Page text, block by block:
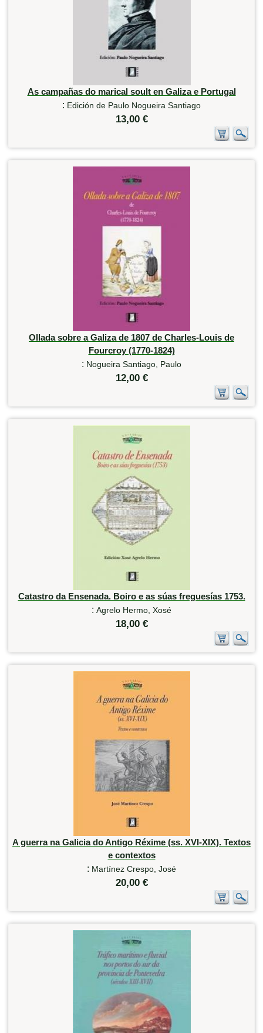
As campañas do marical soult en Galiza e Portugal
: Edición de Paulo Nogueira Santiago
13,00 €
Ollada sobre a Galiza de 1807 de Charles-Louis de
Fourcroy (1770-1824)
: Nogueira Santiago, Paulo
12,00 €
Catastro da Ensenada. Boiro e as súas freguesías 1753.
: Agrelo Hermo, Xosé
18,00 €
A guerra na Galicia do Antigo Réxime (ss. XVI-XIX). Textos
e contextos
: Martínez Crespo, José
20,00 €